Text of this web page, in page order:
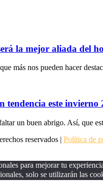
la mejor aliada del
más nos pueden hacer
tendencia este invierno
un buen abrigo. Así, que
reservados | Política de
para mejorar tu
solo se utilizarán las